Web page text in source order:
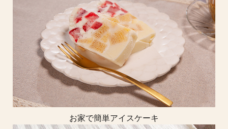
お家で簡単アイスケーキ